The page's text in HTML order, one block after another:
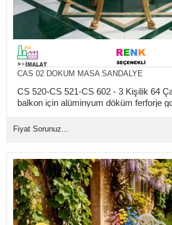
CAS 02 DOKUM MASA SANDALYE
CS 520-CS 521-CS 602 - 3 Kişilik 64
balkon için alüminyum döküm ferforje
Fiyat Sorunuz...